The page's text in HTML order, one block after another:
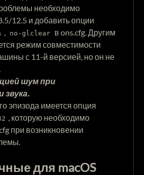
необходимо
12.5 и добавить опции
, no-glclear в ons.cfg. Другим
режим совместимости
с 11-й версией, но он не
шум при
звука.
эпизода имеется опция
, которую необходимо
при возникновении
для macOS